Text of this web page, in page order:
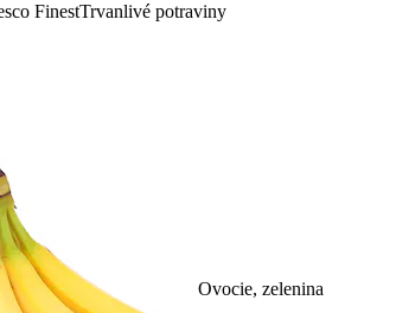
FinestTrvanlivé potraviny
Ovocie, zelenina